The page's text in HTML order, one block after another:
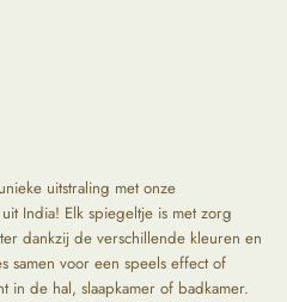
uitstraling met onze
India! Elk spiegeltje is met zorg
dankzij de verschillende kleuren en
samen voor een speels effect of
in de hal, slaapkamer of badkamer.